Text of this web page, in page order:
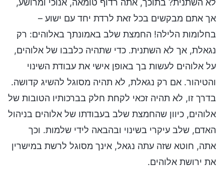
לא השתנית? בתוכך, אתה רדוף טומאה, אנוכי ומרושע,
אך אתם מבקשים בכל זאת לרדת יחד עם ישוע –
בחלומות הלילה! החמצת שלב באמונתך באלוהים: רק
נגאלת, אך לא השתנית. כדי שתהיה כלבבו של אלוהים,
על אלוהים לעשות בך באופן אישי את עבודת השינוי
והטיהור. אם רק נגאלת, לא תהיה מסוגל להשיג קדושה.
בדרך זו, לא תהיה זכאי לקחת חלק בברכותיו הטובות של
אלוהים, כיוון שהחמצת שלב בעבודתו של אלוהים בניהול
האדם, שלב עיקרי בשינוי ובהבאה לידי שלמות. וכך
אתה, חוטא שזה עתה נגאל, אינך מסוגל לרשת במישרין
את ירושת אלוהים.